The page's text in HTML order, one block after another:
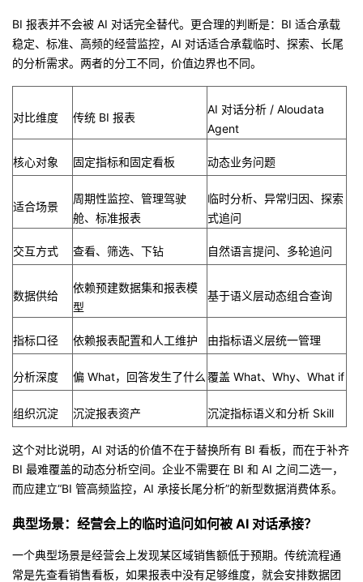
BI 报表并不会被 AI 对话完全替代。更合理的判断是：BI 适合承载
稳定、标准、高频的经营监控，AI 对话适合承载临时、探索、长尾
的分析需求。两者的分工不同，价值边界也不同。
对比维度 传统 BI 报表
AI 对话分析 / Aloudata
Agent
核心对象 固定指标和固定看板 动态业务问题
适合场景
周期性监控、管理驾驶
舱、标准报表
临时分析、异常归因、探索
式追问
交互方式 查看、筛选、下钻 自然语言提问、多轮追问
数据供给
依赖预建数据集和报表模
型
基于语义层动态组合查询
指标口径 依赖报表配置和人工维护 由指标语义层统一管理
分析深度 偏 What，回答发生了什么覆盖 What、Why、What if
组织沉淀 沉淀报表资产 沉淀指标语义和分析 Skill
这个对比说明，AI 对话的价值不在于替换所有 BI 看板，而在于补齐
BI 最难覆盖的动态分析空间。企业不需要在 BI 和 AI 之间二选一，
而应建立“BI 管高频监控，AI 承接长尾分析”的新型数据消费体系。
典型场景：经营会上的临时追问如何被 AI 对话承接？
一个典型场景是经营会上发现某区域销售额低于预期。传统流程通
常是先查看销售看板，如果报表中没有足够维度，就会安排数据团